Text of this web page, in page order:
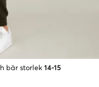
bär storlek 14-15